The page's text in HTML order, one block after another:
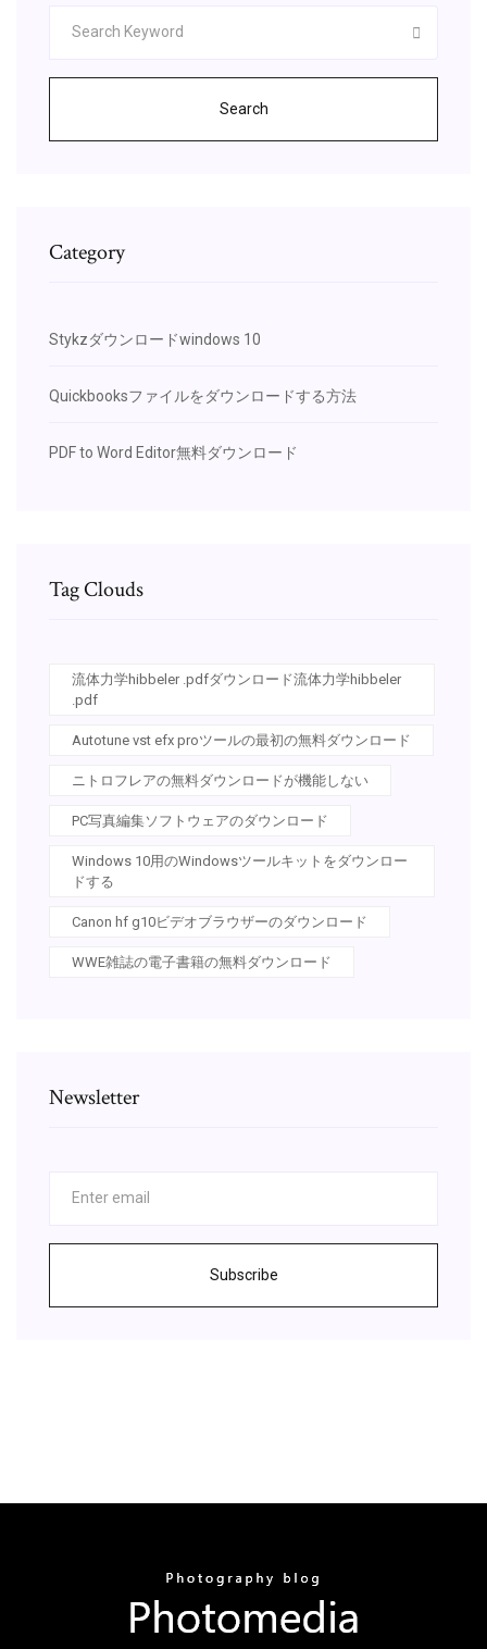
Search
Category
Stykzダウンロードwindows 10
Quickbooksファイルをダウンロードする方法
PDF to Word Editor無料ダウンロード
Tag Clouds
流体力学hibbeler .pdfダウンロード流体力学hibbeler
.pdf
Autotune vst efx proツールの最初の無料ダウンロード
ニトロフレアの無料ダウンロードが機能しない
PC写真編集ソフトウェアのダウンロード
Windows 10用のWindowsツールキットをダウンロー
ドする
Canon hf g10ビデオブラウザーのダウンロード
WWE雑誌の電子書籍の無料ダウンロード
Newsletter
Subscribe